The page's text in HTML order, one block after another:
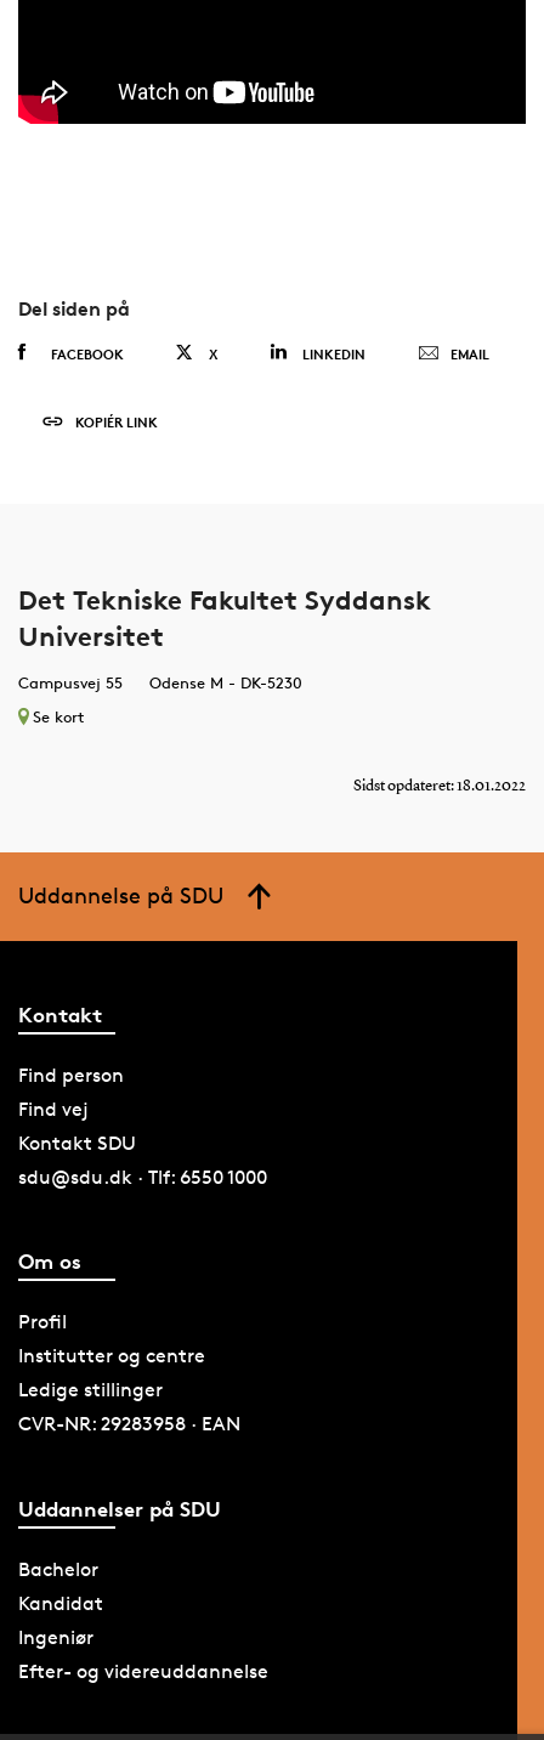
Del siden på
FACEBOOK X LINKEDIN EMAIL
KOPIÉR LINK
Det Tekniske Fakultet Syddansk
Universitet
Campusvej 55
Odense M - DK-5230
Se kort
Sidst opdateret: 18.01.2022
Uddannelse på SDU
Kontakt
Find person
Find vej
Kontakt SDU
sdu@sdu.dk · Tlf: 6550 1000
Om os
Profil
Institutter og centre
Ledige stillinger
CVR-NR: 29283958 · EAN
Uddannelser på SDU
Bachelor
Kandidat
Ingeniør
Efter- og videreuddannelse